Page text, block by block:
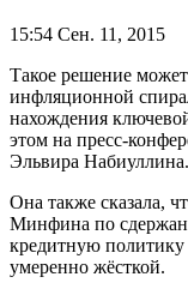
15:54 Сен. 11, 2015
Такое решение
инфляционной
нахождения
этом на пресс-
Эльвира Набиуллина.
Она также сказала,
Минфина по
кредитную политику
умеренно жёсткой.